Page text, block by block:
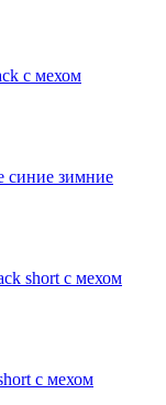
с мехом
синие зимние
short с мехом
с мехом